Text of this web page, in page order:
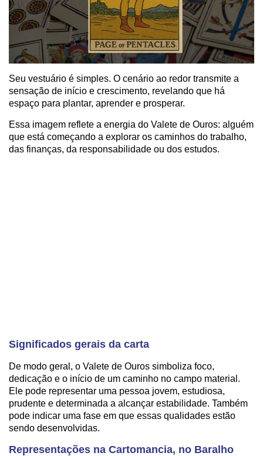
Seu vestuário é simples. O cenário ao redor transmite a
sensação de início e crescimento, revelando que há
espaço para plantar, aprender e prosperar.
Essa imagem reflete a energia do Valete de Ouros: alguém
que está começando a explorar os caminhos do trabalho,
das finanças, da responsabilidade ou dos estudos.
Significados gerais da carta
De modo geral, o Valete de Ouros simboliza foco,
dedicação e o início de um caminho no campo material.
Ele pode representar uma pessoa jovem, estudiosa,
prudente e determinada a alcançar estabilidade. Também
pode indicar uma fase em que essas qualidades estão
sendo desenvolvidas.
Representações na Cartomancia, no Baralho